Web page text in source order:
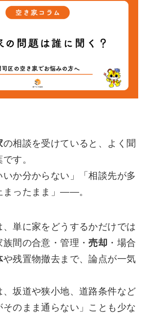
の相談を受けていると、よく聞
す。
いか分からない」「相談先が多
まったまま」——。
、単に家をどうするかだけでは
族間の合意・管理・売却 ・場合
や残置物撤去まで、論点が一気
、坂道や狭小地、道路条件など
そのまま通らない」ことも少な